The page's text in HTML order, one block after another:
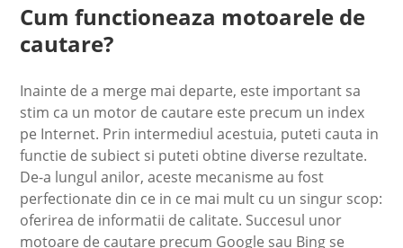
Cum functioneaza motoarele de
cautare?
Inainte de a merge mai departe, este important sa
stim ca un motor de cautare este precum un index
pe Internet. Prin intermediul acestuia, puteti cauta in
functie de subiect si puteti obtine diverse rezultate.
De-a lungul anilor, aceste mecanisme au fost
perfectionate din ce in ce mai mult cu un singur scop:
oferirea de informatii de calitate. Succesul unor
motoare de cautare precum Google sau Bing se